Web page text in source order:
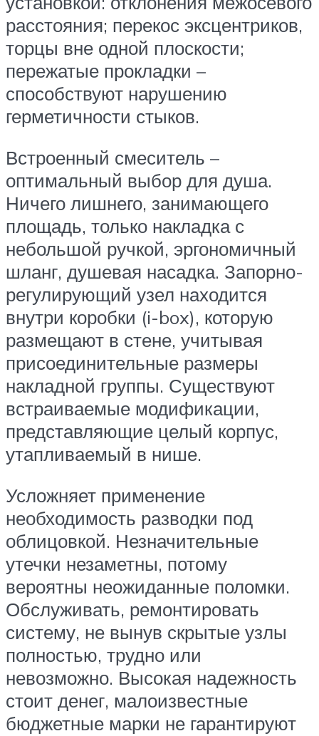
расстояния; перекос эксцентриков,
торцы вне одной плоскости;
пережатые прокладки –
способствуют нарушению
герметичности стыков.
Встроенный смеситель –
оптимальный выбор для душа.
Ничего лишнего, занимающего
площадь, только накладка с
небольшой ручкой, эргономичный
шланг, душевая насадка. Запорно-
регулирующий узел находится
внутри коробки (i-box), которую
размещают в стене, учитывая
присоединительные размеры
накладной группы. Существуют
встраиваемые модификации,
представляющие целый корпус,
утапливаемый в нише.
Усложняет применение
необходимость разводки под
облицовкой. Незначительные
утечки незаметны, потому
вероятны неожиданные поломки.
Обслуживать, ремонтировать
систему, не вынув скрытые узлы
полностью, трудно или
невозможно. Высокая надежность
стоит денег, малоизвестные
бюджетные марки не гарантируют